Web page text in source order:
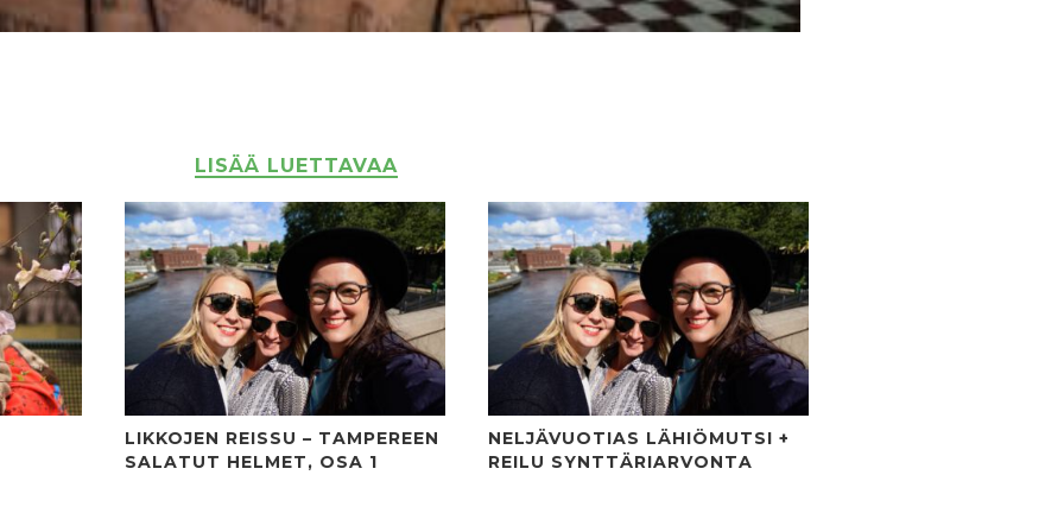
LISÄÄ LUETTAVAA
LIKKOJEN REISSU – TAMPEREEN
SALATUT HELMET, OSA 1
NELJÄVUOTIAS LÄHIÖMUTSI +
REILU SYNTTÄRIARVONTA